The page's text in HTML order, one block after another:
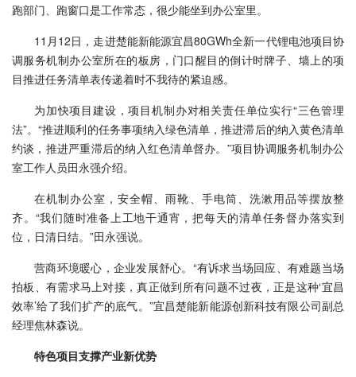
跑部门、跑窗口是工作常态，很少能坐到办公室里。
11月12日，走进楚能新能源宜昌80GWh全新一代锂电池项目协
调服务机制办公室所在的板房，门口醒目的倒计时牌子、墙上的项
目推进任务清单表传递着时不我待的紧迫感。
为加快项目建设，项目机制办对相关责任单位实行“三色管理
法”。“推进顺利的任务事项纳入绿色清单，推进滞后的纳入黄色清单
约谈，推进严重滞后的纳入红色清单督办。”项目协调服务机制办公
室工作人员田永强介绍。
在机制办公室，安全帽、雨靴、手电筒、洗漱用品等摆放整
齐。“我们随时准备上工地干通宵，把每天的清单任务督办落实到
位，日清日结。”田永强说。
营商环境暖心，企业发展舒心。“有诉求当场回应、有难题当场
拍板、有需求马上对接，真正做到所有问题不过夜，正是这种‘宜昌
效率’给了我们扩产的底气。”宜昌楚能新能源创新科技有限公司副总
经理焦林森说。
特色项目支撑产业新优势